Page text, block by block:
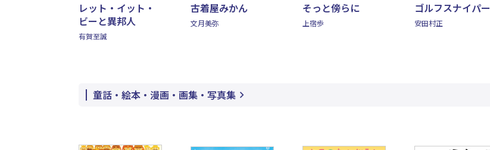
レット・イット・
ビーと異邦人
有賀至誠
古着屋みかん
文月美弥
そっと傍らに
上宿歩
ゴルフスナイパー
安田村正
童話・絵本・漫画・画集・写真集